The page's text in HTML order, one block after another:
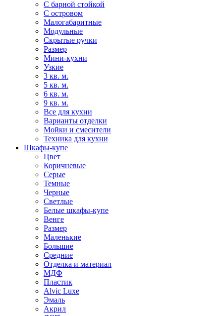
С барной стойкой
С островом
Малогабаритные
Модульные
Скрытые ручки
Размер
Мини-кухни
Узкие
3 кв. м.
5 кв. м.
6 кв. м.
9 кв. м.
Все для кухни
Варианты отделки
Мойки и смесители
Техника для кухни
Шкафы-купе
Цвет
Коричневые
Серые
Темные
Черные
Светлые
Белые шкафы-купе
Венге
Размер
Маленькие
Большие
Средние
Отделка и материал
МДФ
Пластик
Alvic Luxe
Эмаль
Акрил